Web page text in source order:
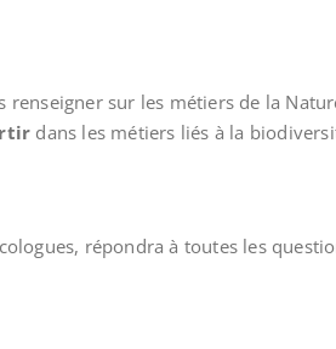
renseigner sur les métiers de la
dans les métiers liés à la
répondra à toutes les